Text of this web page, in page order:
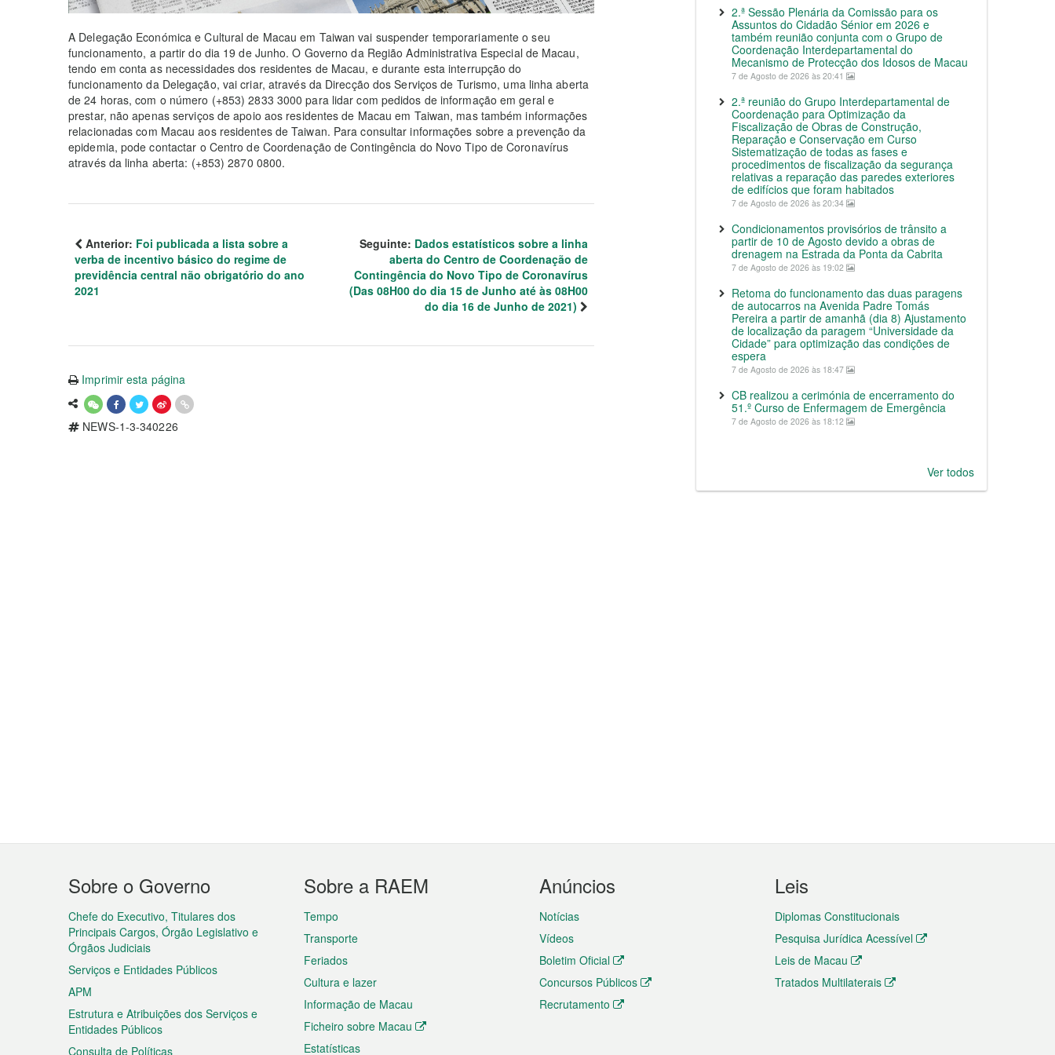
A Delegação Económica e Cultural de Macau em Taiwan vai suspender temporariamente o seu
funcionamento, a partir do dia 19 de Junho. O Governo da Região Administrativa Especial de Macau,
tendo em conta as necessidades dos residentes de Macau, e durante esta interrupção do
funcionamento da Delegação, vai criar, através da Direcção dos Serviços de Turismo, uma linha aberta
de 24 horas, com o número (+853) 2833 3000 para lidar com pedidos de informação em geral e
prestar, não apenas serviços de apoio aos residentes de Macau em Taiwan, mas também informações
relacionadas com Macau aos residentes de Taiwan. Para consultar informações sobre a prevenção da
epidemia, pode contactar o Centro de Coordenação de Contingência do Novo Tipo de Coronavírus
através da linha aberta: (+853) 2870 0800.
Anterior: Foi publicada a lista sobre a
verba de incentivo básico do regime de
previdência central não obrigatório do ano
2021
Seguinte: Dados estatísticos sobre a linha
aberta do Centro de Coordenação de
Contingência do Novo Tipo de Coronavírus
(Das 08H00 do dia 15 de Junho até às 08H00
do dia 16 de Junho de 2021)
Imprimir esta página
NEWS-1-3-340226
2.ª Sessão Plenária da Comissão para os
Assuntos do Cidadão Sénior em 2026 e
também reunião conjunta com o Grupo de
Coordenação Interdepartamental do
Mecanismo de Protecção dos Idosos de Macau
7 de Agosto de 2026 às 20:41
2.ª reunião do Grupo Interdepartamental de
Coordenação para Optimização da
Fiscalização de Obras de Construção,
Reparação e Conservação em Curso
Sistematização de todas as fases e
procedimentos de fiscalização da segurança
relativas a reparação das paredes exteriores
de edifícios que foram habitados
7 de Agosto de 2026 às 20:34
Condicionamentos provisórios de trânsito a
partir de 10 de Agosto devido a obras de
drenagem na Estrada da Ponta da Cabrita
7 de Agosto de 2026 às 19:02
Retoma do funcionamento das duas paragens
de autocarros na Avenida Padre Tomás
Pereira a partir de amanhã (dia 8) Ajustamento
de localização da paragem “Universidade da
Cidade” para optimização das condições de
espera
7 de Agosto de 2026 às 18:47
CB realizou a cerimónia de encerramento do
51.º Curso de Enfermagem de Emergência
7 de Agosto de 2026 às 18:12
Ver todos
Menu
do
rodapé
Sobre o Governo
Chefe do Executivo, Titulares dos
Principais Cargos, Órgão Legislativo e
Órgãos Judiciais
Serviços e Entidades Públicos
APM
Estrutura e Atribuições dos Serviços e
Entidades Públicos
Consulta de Políticas
Sobre a RAEM
Tempo
Transporte
Feriados
Cultura e lazer
Informação de Macau
Ficheiro sobre Macau
Estatísticas
Anúncios
Notícias
Vídeos
Boletim Oficial
Concursos Públicos
Recrutamento
Leis
Diplomas Constitucionais
Pesquisa Jurídica Acessível
Leis de Macau
Tratados Multilaterais